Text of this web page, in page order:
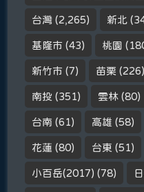
台灣 (2,265) 新北
基隆市 (43) 桃園
新竹市 (7) 苗栗 (226)
南投 (351) 雲林 (80)
台南 (61) 高雄 (58)
花蓮 (80) 台東 (51)
小百岳(2017) (78)